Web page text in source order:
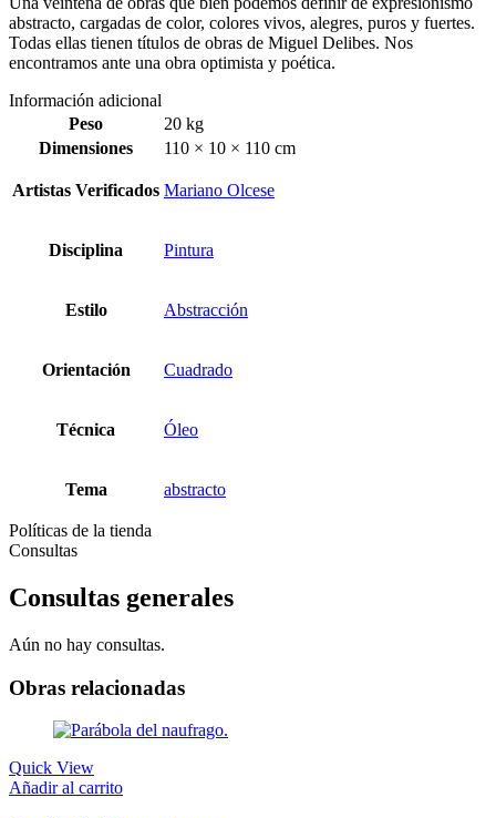
abstracto, cargadas de color, colores vivos, alegres, puros y fuertes.
Todas ellas tienen títulos de obras de Miguel Delibes. Nos
encontramos ante una obra optimista y poética.
Información adicional
Peso
20 kg
Dimensiones
110 × 10 × 110 cm
Artistas Verificados Mariano Olcese
Disciplina Pintura
Estilo Abstracción
Orientación Cuadrado
Técnica Óleo
Tema abstracto
Políticas de la tienda
Consultas
Consultas generales
Aún no hay consultas.
Obras relacionadas
Quick View
Añadir al carrito